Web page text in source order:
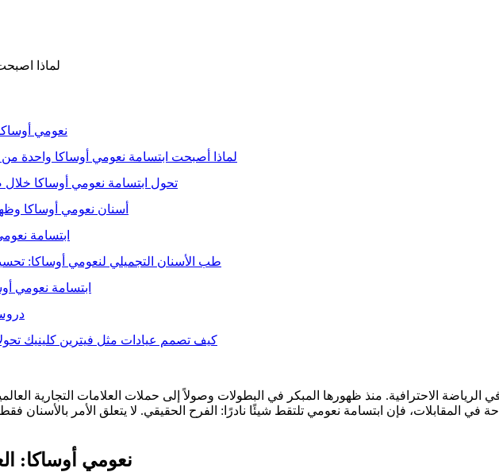
لماذا
نعومي
لماذا أصبحت ابتسامة نعومي أوساكا واحدة
تحول ابتسامة نعومي أوساكا خلال
أسنان نعومي أوساكا
ابتسامة
طب الأسنان التجميلي لنعومي أوساكا:
ابتسامة نعومي
كيف تصمم عيادات مثل فيترين كلينيك
الرياضة الاحترافية. منذ ظهورها المبكر في البطولات وصولاً إلى حملات العلامات التجارية
المقابلات، فإن ابتسامة نعومي تلتقط شيئًا نادرًا: الفرح الحقيقي. لا يتعلق الأمر بالأسنان
نعومي أوساكا: